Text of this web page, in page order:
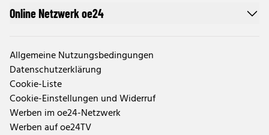
Online Netzwerk oe24
Allgemeine Nutzungsbedingungen
Datenschutzerklärung
Cookie-Liste
Cookie-Einstellungen und Widerruf
Werben im oe24-Netzwerk
Werben auf oe24TV